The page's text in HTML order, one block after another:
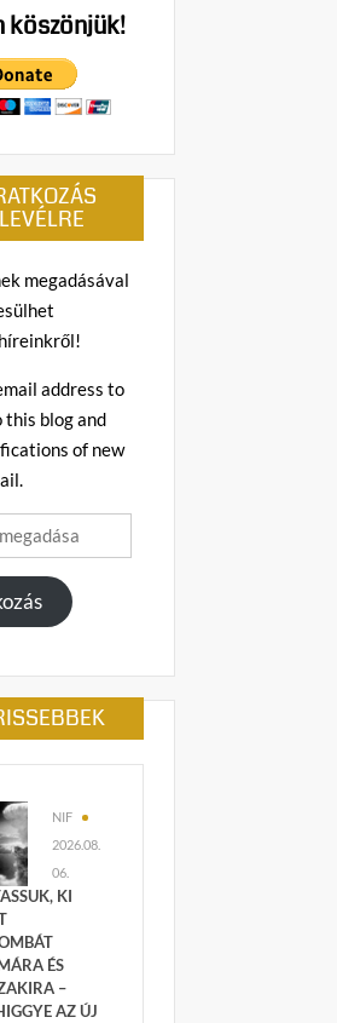
köszönjük!
megadásával
address to
this blog and
of new
NIF
2026.08.
06.
KI
ÉS
–
AZ ÚJ